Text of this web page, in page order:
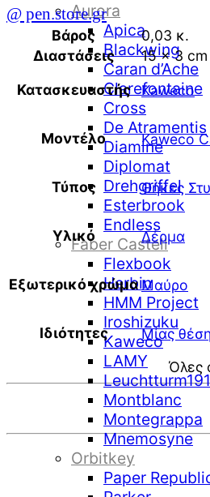
Aurora
Apica
Blackwing
Caran d’Ache
Clarefontaine
Cross
De Atramentis
Diamine
Diplomat
Drehgriffel
Esterbrook
Endless
Faber Castell
Flexbook
Herbin
HMM Project
Iroshizuku
Kaweco
LAMY
Montblanc
Montegrappa
Mnemosyne
Orbitkey
Paper
@ pen.store.gr
Βάρος
0,03 κ.
Διαστάσεις
15 × 3 cm
Κατασκευαστής
Kaweco
Μοντέλο Kaweco
Τύπος Θήκες
Υλικό Δέρμα
Εξωτερικό χρώμαΜαύρο
Ιδιότητες
Μίας
Όλες